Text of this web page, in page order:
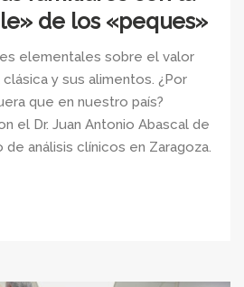
de los «peques»
elementales sobre el valor
y sus alimentos. ¿Por
que en nuestro país?
el Dr. Juan Antonio Abascal de
de análisis clínicos en Zaragoza.